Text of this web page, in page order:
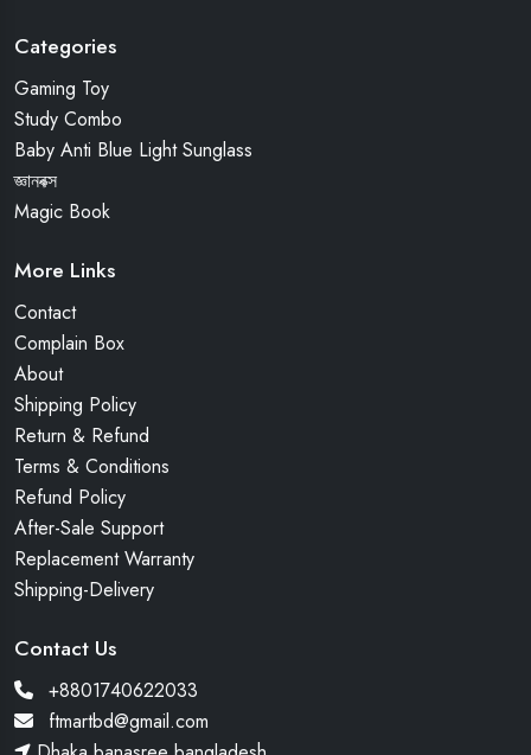
Categories
Gaming Toy
Study Combo
Baby Anti Blue Light Sunglass
জ্ঞানবক্স
Magic Book
More Links
Contact
Complain Box
About
Shipping Policy
Return & Refund
Terms & Conditions
Refund Policy
After-Sale Support
Replacement Warranty
Shipping-Delivery
Contact Us
+8801740622033
ftmartbd@gmail.com